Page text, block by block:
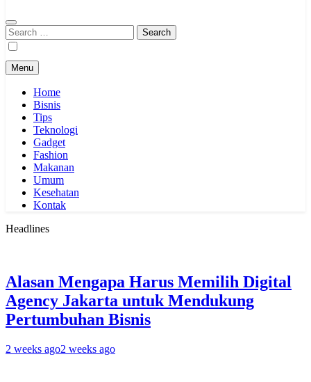
Search
for:
Menu
Home
Bisnis
Tips
Teknologi
Gadget
Fashion
Makanan
Umum
Kesehatan
Kontak
Headlines
Alasan Mengapa Harus Memilih Digital
Agency Jakarta untuk Mendukung
Pertumbuhan Bisnis
2 weeks ago2 weeks ago